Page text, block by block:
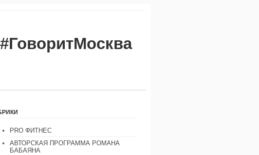
PRO ФИТНЕС
АВТОРСКАЯ ПРОГРАММА РОМАНА
БАБАЯНА